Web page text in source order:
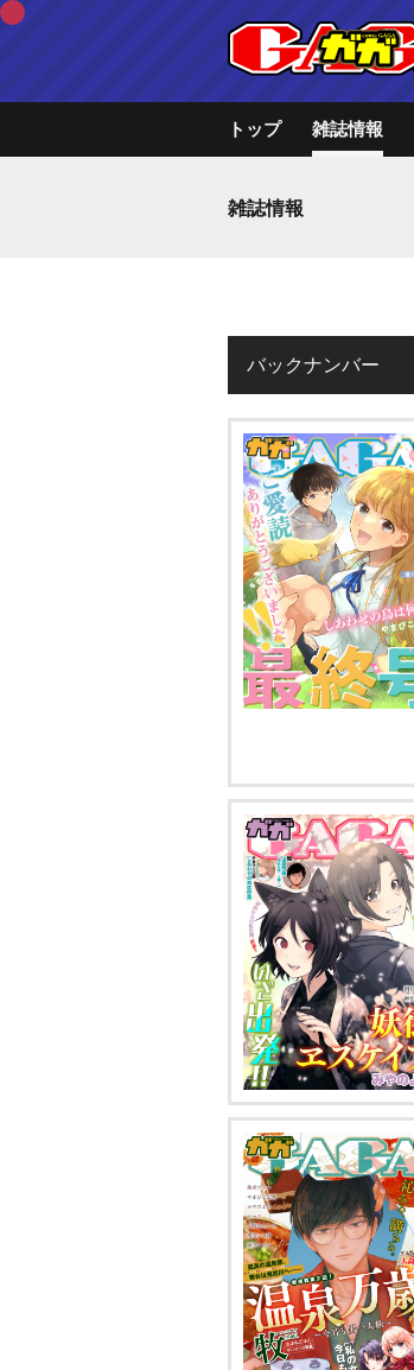
トップ 雑誌情報
雑誌情報
バックナンバー